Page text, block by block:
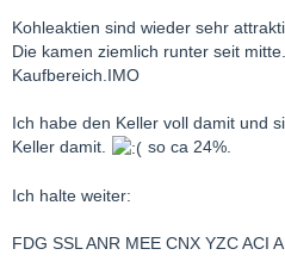
Kohleaktien sind wieder sehr
Die kamen ziemlich runter seit
Kaufbereich.IMO
Ich habe den Keller voll damit und
Keller damit.
so ca 24%.
Ich halte weiter:
FDG SSL ANR MEE CNX YZC ACI